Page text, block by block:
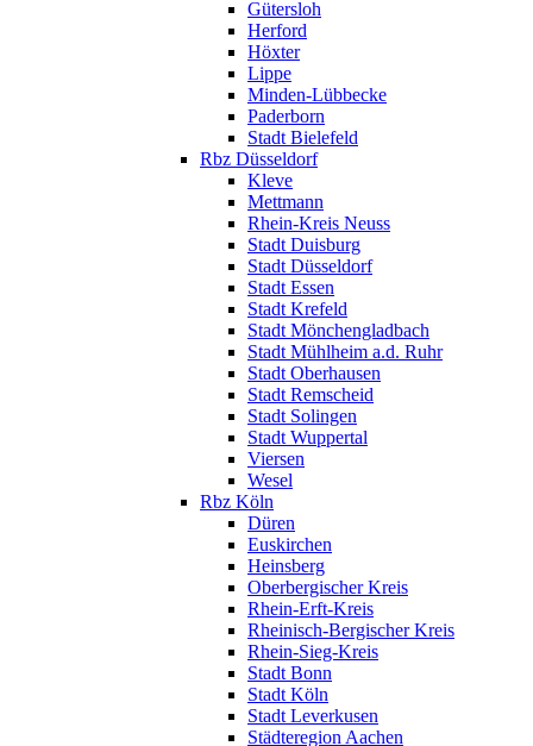
Gütersloh
Herford
Höxter
Lippe
Minden-Lübbecke
Paderborn
Stadt Bielefeld
Rbz Düsseldorf
Kleve
Mettmann
Rhein-Kreis Neuss
Stadt Duisburg
Stadt Düsseldorf
Stadt Essen
Stadt Krefeld
Stadt Mönchengladbach
Stadt Mühlheim a.d. Ruhr
Stadt Oberhausen
Stadt Remscheid
Stadt Solingen
Stadt Wuppertal
Viersen
Wesel
Rbz Köln
Düren
Euskirchen
Heinsberg
Oberbergischer Kreis
Rhein-Erft-Kreis
Rheinisch-Bergischer Kreis
Rhein-Sieg-Kreis
Stadt Bonn
Stadt Köln
Stadt Leverkusen
Städteregion Aachen